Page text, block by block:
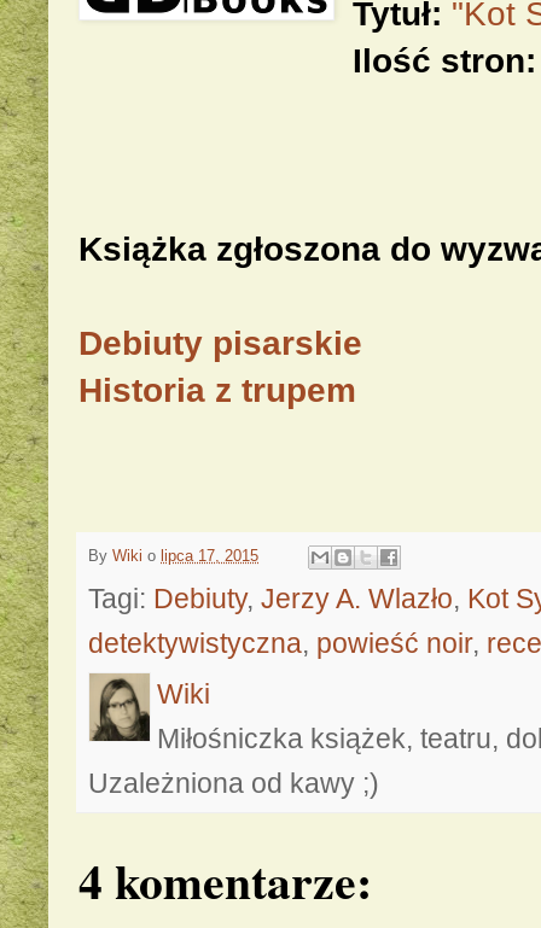
Tytuł: "Kot
Ilość stron:
Książka zgłoszona do
Debiuty pisarskie
Historia z trupem
By Wiki o lipca 17, 2015
Tagi: Debiuty, Jerzy A. Wlazło, Kot
detektywistyczna, powieść noir,
Wiki
Miłośniczka książek, teatru,
Uzależniona od kawy ;)
4 komentarze: